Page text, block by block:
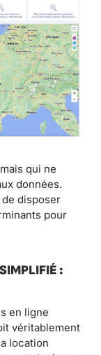
qui ne
données.
disposer
pour
:
en ligne
véritablement
location